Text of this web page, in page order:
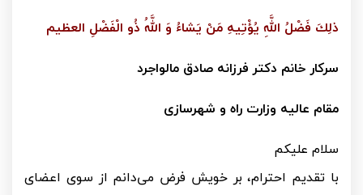
ذلِكَ فَضْلُ اللَّهِ يُؤْتِيهِ مَنْ يَشاءُ وَ اللَّهُ ذُو الْفَضْلِ العظیم
سرکار خانم دکتر فرزانه صادق مالواجرد
مقام عالیه وزارت راه و شهرسازی
سلام علیکم
با تقدیم احترام، بر خویش فرض می‌دانم از سوی اعضای